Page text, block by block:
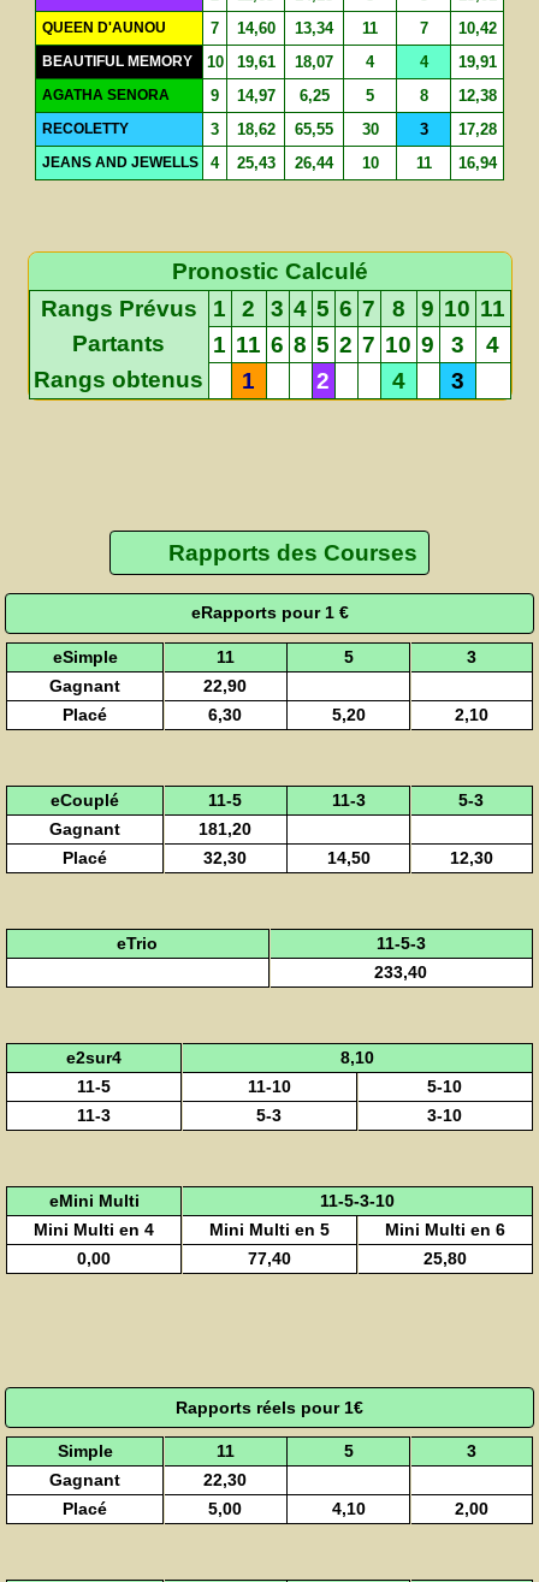
QUEEN D'AUNOU 7 14,60 13,34 11 7 10,42
BEAUTIFUL MEMORY 10 19,61 18,07 4 4 19,91
AGATHA SENORA 9 14,97 6,25 5 8 12,38
RECOLETTY 3 18,62 65,55 30 3 17,28
JEANS AND JEWELLS 4 25,43 26,44 10 11 16,94
Pronostic Calculé
Rangs Prévus
1 2 3 4 5 6 7 8 9 10 11
Partants
1 11 6 8 5 2 7 10 9 3
4
Rangs obtenus
1 2 4 3
Rapports des Courses
eRapports pour 1 €
eSimple 11 5
3
Gagnant
22,90
Placé
6,30 5,20 2,10
eCouplé 11-5 11-3
5-3
Gagnant
181,20
Placé
32,30 14,50 12,30
eTrio
11-5-3
233,40
e2sur4
8,10
11-5
11-10
5-10
11-3
5-3 3-10
eMini Multi
11-5-3-10
Mini Multi en 4
Mini Multi en 5
Mini Multi en 6
0,00
77,40 25,80
Rapports réels pour 1€
Simple 11 5
3
Gagnant
22,30
Placé
5,00 4,10 2,00